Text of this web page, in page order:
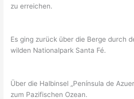
zu erreichen.
Es ging zurück über die Berge durch
wilden Nationalpark Santa Fé.
Über die Halbinsel „Península de
zum Pazifischen Ozean.